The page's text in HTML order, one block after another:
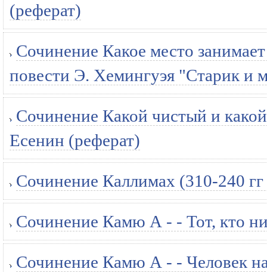
(реферат)
Сочинение Какое место
повести Э. Хемингуэя "Старик и
Сочинение Какой чистый и
Есенин (реферат)
Сочинение Каллимах (310-240
Сочинение Камю А - - Тот, кто
Сочинение Камю А - - Человек